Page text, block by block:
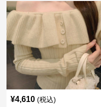
¥4,610 (税込)